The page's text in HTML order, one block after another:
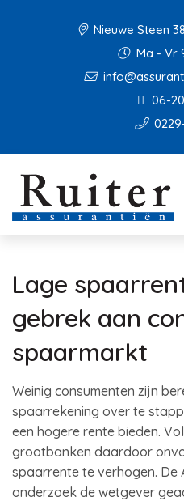
Nieuwe Steen
Ma - Vr
06-
Lage
gebrek aan
spaarmarkt
Weinig consumenten zijn
spaarrekening over te
een hogere rente bieden.
grootbanken daardoor
spaarrente te verhogen. De
onderzoek de wetgever